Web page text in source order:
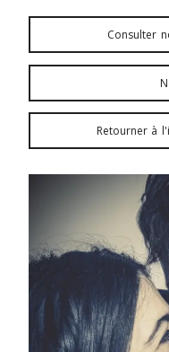
Consulter
Retourner à